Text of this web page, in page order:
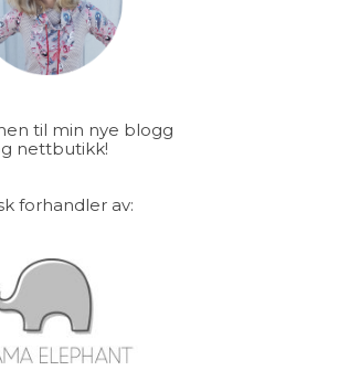
til min nye blogg
nettbutikk!
forhandler av: